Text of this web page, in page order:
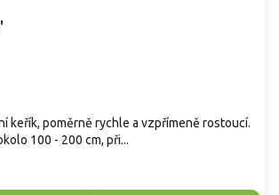
keřík, poměrně rychle a vzpřímeně rostoucí.
100 - 200 cm, při...